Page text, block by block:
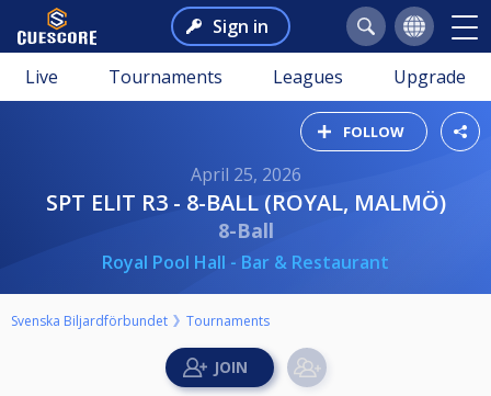
Sign in
Live Tournaments Leagues Upgrade
FOLLOW
April 25, 2026
SPT ELIT R3 - 8-BALL (ROYAL, MALMÖ)
8-Ball
Royal Pool Hall - Bar & Restaurant
Svenska Biljardförbundet Tournaments